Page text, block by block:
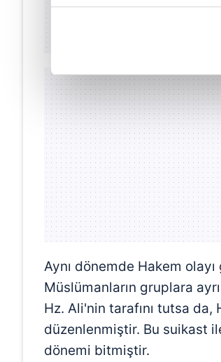
içerikleri sunabilmek adına
Her halükârda, kullanıcılar, bu
Sizlere daha iyi bir hizmet
çerezler vasıtasıyla çeşitli
amacıyla kullanılmaktadır.
reklam/pazarlama faaliyetlerinin
Çerezlere ilişkin tercihlerinizi
butonuna tıklayabilir, Çerez
6698 sayılı Kişisel Verilerin
mevzuata uygun olarak
Aynı dönemde Hakem
Müslümanların gruplara
Hz. Ali'nin tarafını tutsa
düzenlenmiştir. Bu suikast
dönemi bitmiştir.